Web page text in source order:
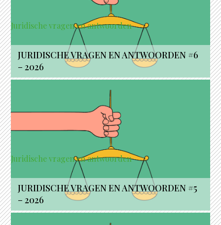
Juridische vragen en antwoorden
JURIDISCHE VRAGEN EN ANTWOORDEN #6
– 2026
Juridische vragen en antwoorden
JURIDISCHE VRAGEN EN ANTWOORDEN #5
– 2026